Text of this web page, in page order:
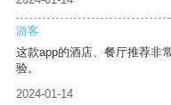
游客
这款app的酒店、餐厅推荐非
验。
2024-01-14